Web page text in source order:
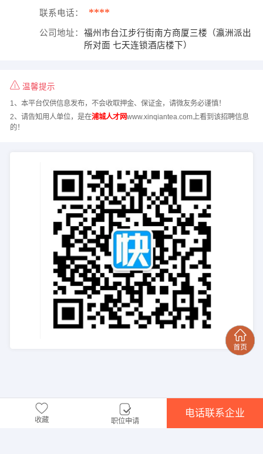
联系电话： ****
公司地址：
福州市台江步行街南方商厦三楼（瀛洲派出
所对面 七天连锁酒店楼下）
温馨提示
1、本平台仅供信息发布，不会收取押金、保证金，请微友务必谨慎！
2、请告知用人单位，是在浦城人才网www.xinqiantea.com上看到该招聘信息
的！
收藏 职位申请
电话联系企业